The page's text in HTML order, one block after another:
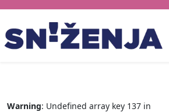
Warning: Undefined array key 137 in